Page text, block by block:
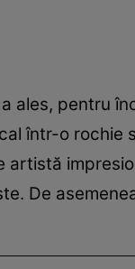
ales, pentru
într-o
artistă
De